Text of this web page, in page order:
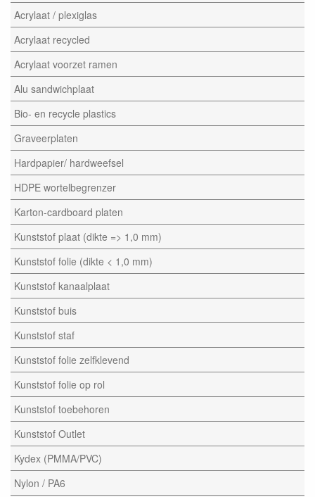
Acrylaat / plexiglas
Acrylaat recycled
Acrylaat voorzet ramen
Alu sandwichplaat
Bio- en recycle plastics
Graveerplaten
Hardpapier/ hardweefsel
HDPE wortelbegrenzer
Karton-cardboard platen
Kunststof plaat (dikte => 1,0 mm)
Kunststof folie (dikte < 1,0 mm)
Kunststof kanaalplaat
Kunststof buis
Kunststof staf
Kunststof folie zelfklevend
Kunststof folie op rol
Kunststof toebehoren
Kunststof Outlet
Kydex (PMMA/PVC)
Nylon / PA6